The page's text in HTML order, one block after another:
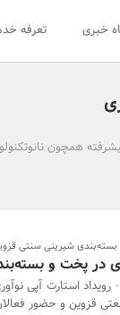
خبری تعرفه
همچون
بسته‌بندی شیرینی سنتی
در پخت و
رویداد استارت آپی
قزوین و حضور